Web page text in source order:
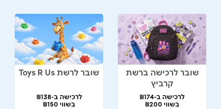
שובר לרכישה ברשת
קרביץ
לרכישה ב-₪174
בשווי ₪200
שובר לרשת Toys R Us
לרכישה ב-₪138
בשווי ₪150